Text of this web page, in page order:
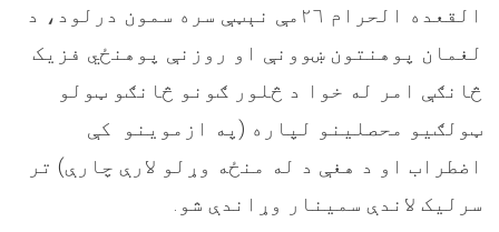
القعده الحرام ٢٦مې نېټې سره سمون درلود، د
لغمان پوهنتون ښوونې او روزنې پوهنځي فزیک
څانګې امر له خوا د څلور ګونو څانګو ټولو
ټولګیو محصلینو لپاره (په ازموینو کې
اضطراب او د هغې د له منځه وړلو لارې چارې) تر
سرلیک لاندې سمینار وړاندې شو .